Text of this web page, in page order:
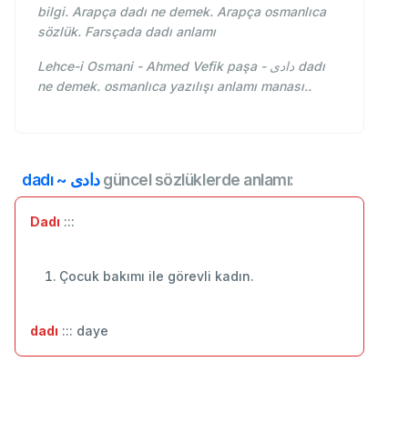
bilgi. Arapça dadı ne demek. Arapça osmanlıca
sözlük. Farsçada dadı anlamı
Lehce-i Osmani - Ahmed Vefik paşa - دادی dadı
ne demek. osmanlıca yazılışı anlamı manası..
dadı ~ دادیgüncel sözlüklerde anlamı:
Dadı :::
Çocuk bakımı ile görevli kadın.
dadı ::: daye